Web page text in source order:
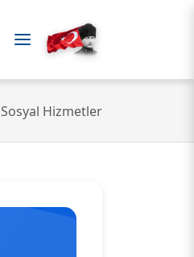
Sosyal Hizmetler